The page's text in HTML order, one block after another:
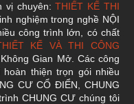
vị chuyên:THIẾT KẾ THI
nghiệm trong nghề NỘI
công trình lớn, có chất
KẾ VÀ THI CÔNG
Gian Mở. Các công
thiện trọn gói nhiều
CƯ CỔ ĐIỂN, CHUNG
CHUNG CƯ chúng tôi